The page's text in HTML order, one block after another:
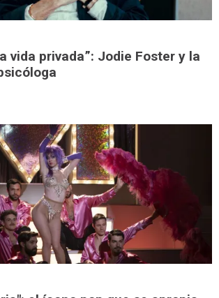
vida privada”: Jodie Foster y la